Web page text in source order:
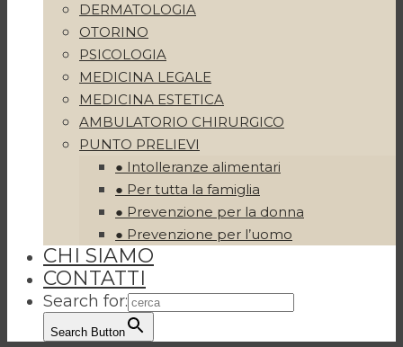
DERMATOLOGIA
OTORINO
PSICOLOGIA
MEDICINA LEGALE
MEDICINA ESTETICA
AMBULATORIO CHIRURGICO
PUNTO PRELIEVI
● Intolleranze alimentari
● Per tutta la famiglia
● Prevenzione per la donna
● Prevenzione per l’uomo
CHI SIAMO
CONTATTI
Search for:
Search Button